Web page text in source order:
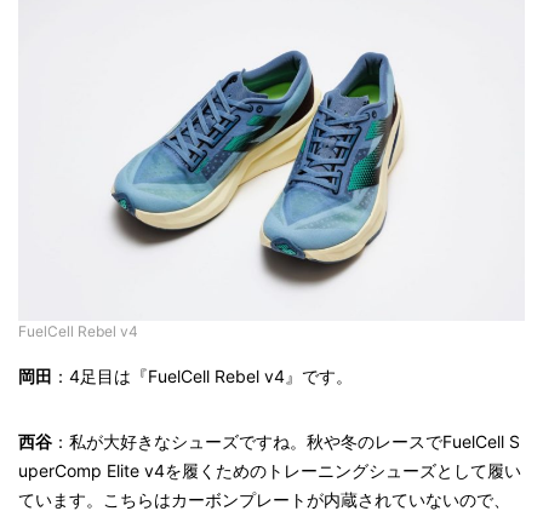
FuelCell Rebel v4
岡田 ：4足目は『FuelCell Rebel v4』です。
西谷 ：私が大好きなシューズですね。秋や冬のレースでFuelCell S
uperComp Elite v4を履くためのトレーニングシューズとして履い
ています。こちらはカーボンプレートが内蔵されていないので、